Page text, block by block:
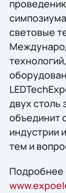
световые
двух столь
объединит
индустрии
тем и
Подробнее